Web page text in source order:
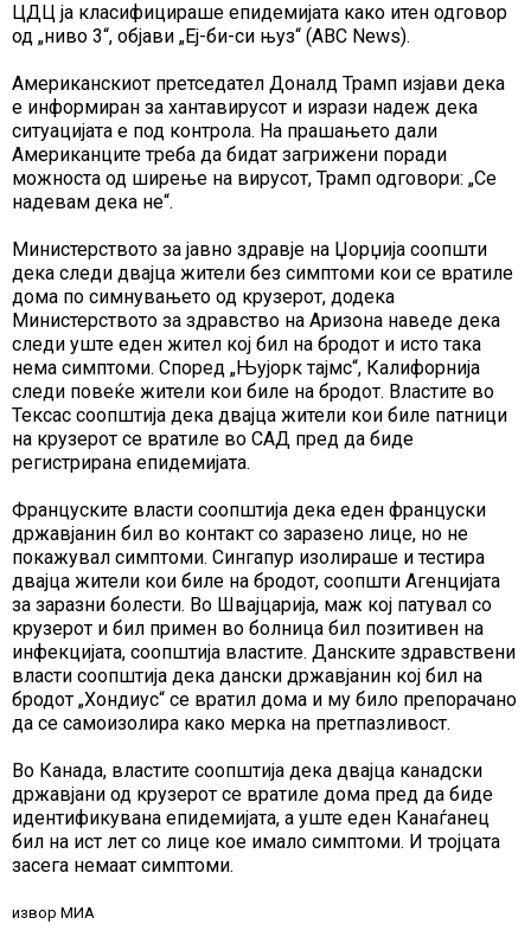
ЦДЦ ја класифицираше епидемијата како итен одговор
од „ниво 3“, објави „Еј-би-си њуз“ (ABC News).
Американскиот претседател Доналд Трамп изјави дека
е информиран за хантавирусот и изрази надеж дека
ситуацијата е под контрола. На прашањето дали
Американците треба да бидат загрижени поради
можноста од ширење на вирусот, Трамп одговори: „Се
надевам дека не“.
Министерството за јавно здравје на Џорџија соопшти
дека следи двајца жители без симптоми кои се вратиле
дома по симнувањето од крузерот, додека
Министерството за здравство на Аризона наведе дека
следи уште еден жител кој бил на бродот и исто така
нема симптоми. Според „Њујорк тајмс“, Калифорнија
следи повеќе жители кои биле на бродот. Властите во
Тексас соопштија дека двајца жители кои биле патници
на крузерот се вратиле во САД пред да биде
регистрирана епидемијата.
Француските власти соопштија дека еден француски
државјанин бил во контакт со заразено лице, но не
покажувал симптоми. Сингапур изолираше и тестира
двајца жители кои биле на бродот, соопшти Агенцијата
за заразни болести. Во Швајцарија, маж кој патувал со
крузерот и бил примен во болница бил позитивен на
инфекцијата, соопштија властите. Данските здравствени
власти соопштија дека дански државјанин кој бил на
бродот „Хондиус“ се вратил дома и му било препорачано
да се самоизолира како мерка на претпазливост.
Во Канада, властите соопштија дека двајца канадски
државјани од крузерот се вратиле дома пред да биде
идентификувана епидемијата, а уште еден Канаѓанец
бил на ист лет со лице кое имало симптоми. И тројцата
засега немаат симптоми.
извор МИА